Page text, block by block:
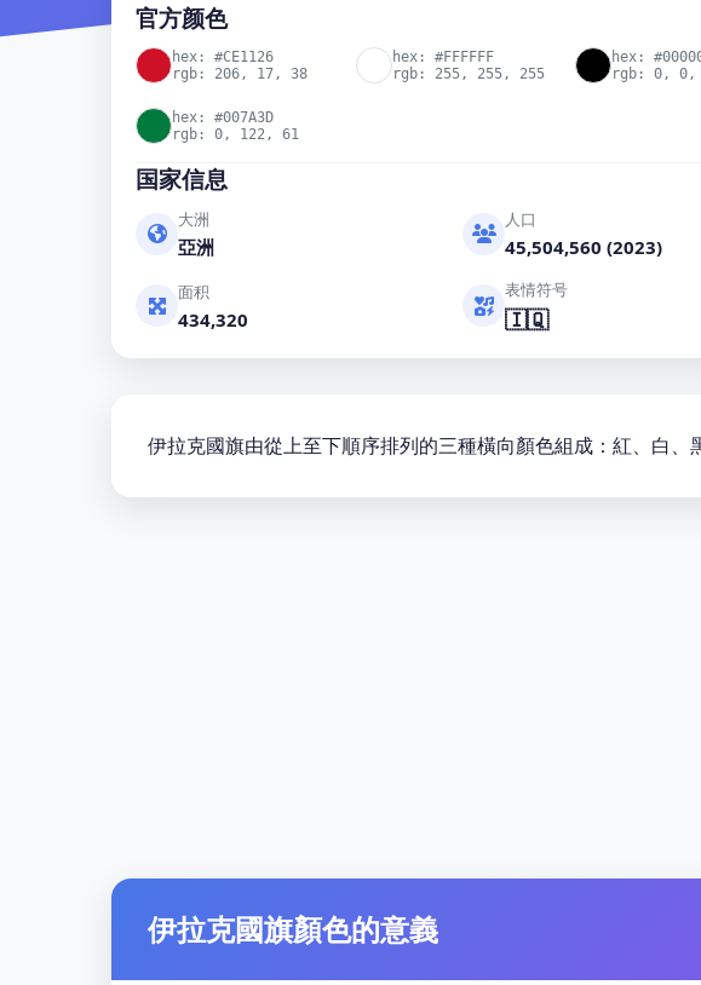
官方颜色
hex: #CE1126
rgb: 206, 17, 38
hex: #FFFFFF
rgb: 255, 255, 255
hex:
rgb: 0, 0,
hex: #007A3D
rgb: 0, 122, 61
国家信息
大洲
亞洲
人口
45,504,560 (2023)
面积
434,320
表情符号
🇮🇶
伊拉克國旗由從上至下順序排列的三種橫向顏色組成：紅、白
伊拉克國旗顏色的意義